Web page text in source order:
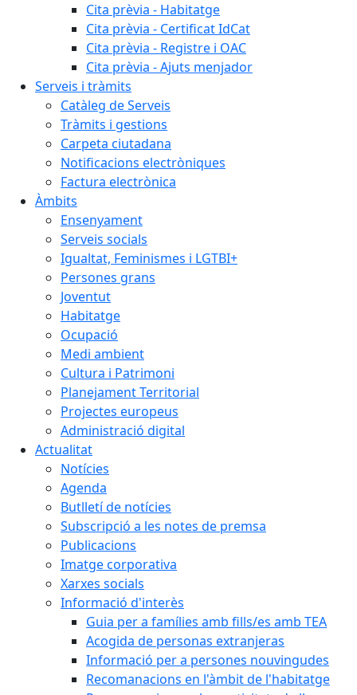
Cita prèvia - Habitatge
Cita prèvia - Certificat IdCat
Cita prèvia - Registre i OAC
Cita prèvia - Ajuts menjador
Serveis i tràmits
Catàleg de Serveis
Tràmits i gestions
Carpeta ciutadana
Notificacions electròniques
Factura electrònica
Àmbits
Ensenyament
Serveis socials
Igualtat, Feminismes i LGTBI+
Persones grans
Joventut
Habitatge
Ocupació
Medi ambient
Cultura i Patrimoni
Planejament Territorial
Projectes europeus
Administració digital
Actualitat
Notícies
Agenda
Butlletí de notícies
Subscripció a les notes de premsa
Publicacions
Imatge corporativa
Xarxes socials
Informació d'interès
Guia per a famílies amb fills/es amb TEA
Acogida de personas extranjeras
Informació per a persones nouvingudes
Recomanacions en l'àmbit de l'habitatge